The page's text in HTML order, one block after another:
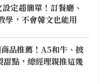
定超簡單！訂餐廳、
學，不會韓文也能用
品推薦！A5和牛、披
點，總經理親推這幾